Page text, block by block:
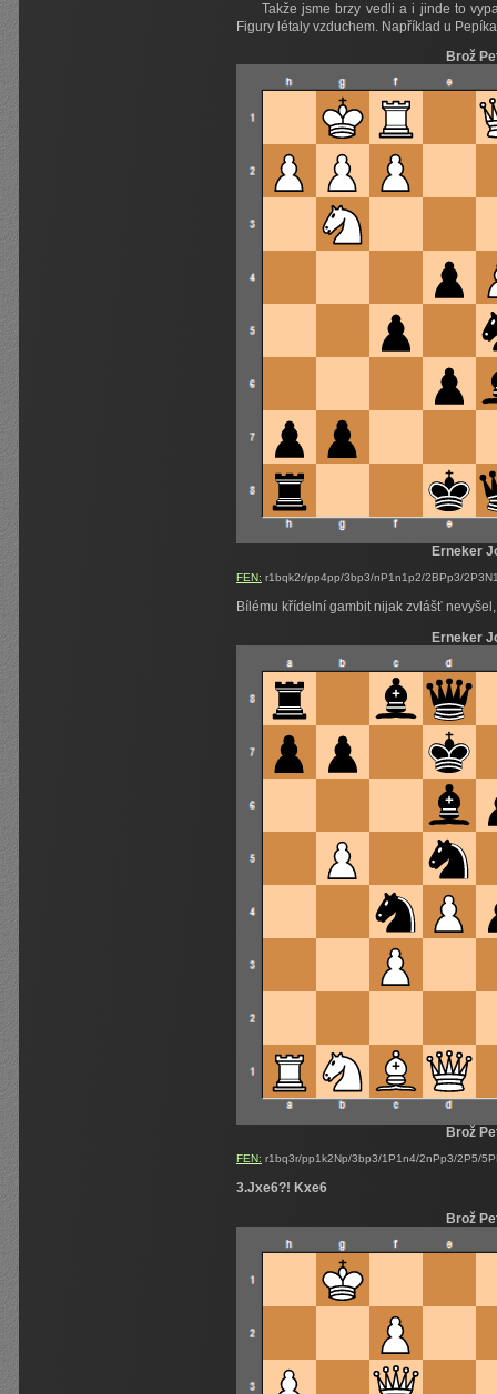
Takže jsme brzy vedli a i jinde to
Figury létaly vzduchem. Například u
Brož
Erneker
FEN: r1bqk2r/pp4pp/3bp3/nP1n1p2/2BPp3/
Bílému křídelní gambit nijak zvlášť
Erneker
Brož
FEN: r1bq3r/pp1k2Np/3bp3/1P1n4/2nPp3/2P5/
3.Jxe6?! Kxe6
Brož